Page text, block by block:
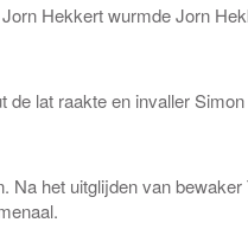
Hekkert wurmde Jorn
de lat raakte en invaller Simon
Na het uitglijden van bewaker